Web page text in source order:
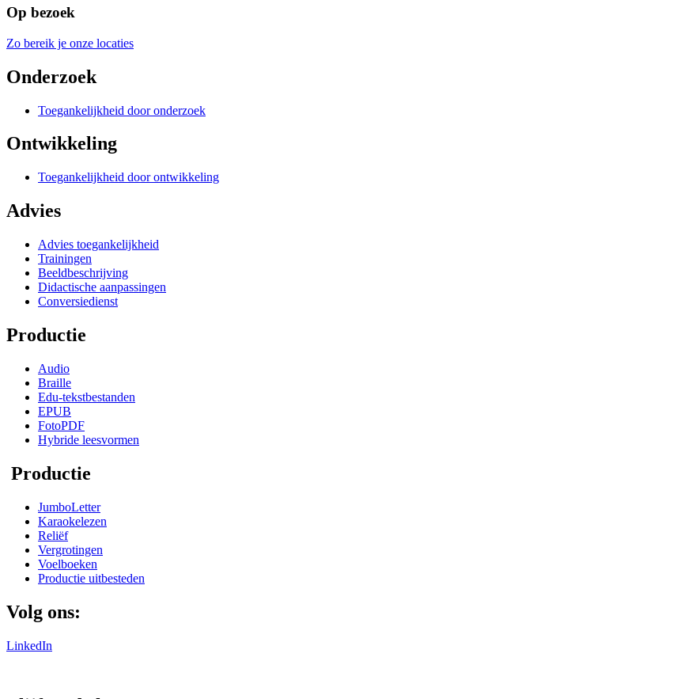
Op bezoek
Zo bereik je onze locaties
Onderzoek
Toegankelijkheid door onderzoek
Ontwikkeling
Toegankelijkheid door ontwikkeling
Advies
Advies toegankelijkheid
Trainingen
Beeldbeschrijving
Didactische aanpassingen
Conversiedienst
Productie
Audio
Braille
Edu-tekstbestanden
EPUB
FotoPDF
Hybride leesvormen
Productie
JumboLetter
Karaokelezen
Reliëf
Vergrotingen
Voelboeken
Productie uitbesteden
Volg ons:
LinkedIn